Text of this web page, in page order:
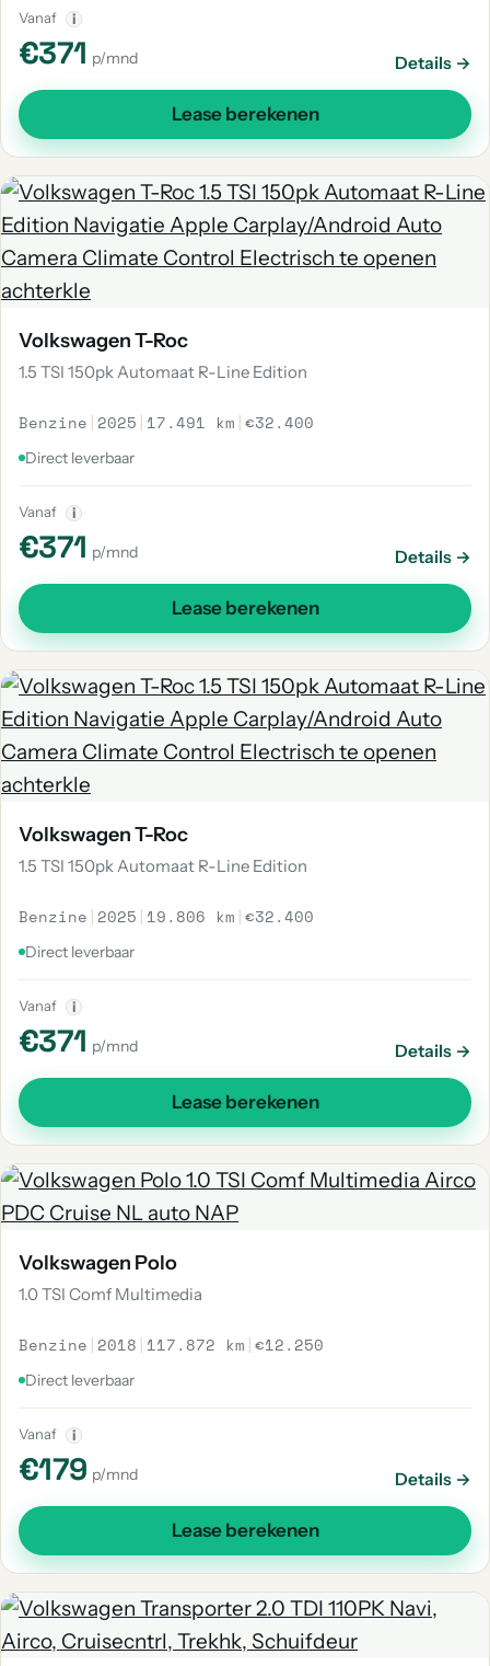
Vanaf i
€371 p/mnd Details →
Lease berekenen
Volkswagen T-Roc
1.5 TSI 150pk Automaat R-Line Edition
Benzine | 2025 | 17.491 km |€32.400
Direct leverbaar
Vanaf i
€371 p/mnd Details →
Lease berekenen
Volkswagen T-Roc
1.5 TSI 150pk Automaat R-Line Edition
Benzine | 2025 | 19.806 km |€32.400
Direct leverbaar
Vanaf i
€371 p/mnd Details →
Lease berekenen
Volkswagen Polo
1.0 TSI Comf Multimedia
Benzine | 2018 | 117.872 km |€12.250
Direct leverbaar
Vanaf i
€179 p/mnd Details →
Lease berekenen